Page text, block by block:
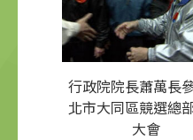
行政院院長蕭萬長
北市大同區競選總
大會